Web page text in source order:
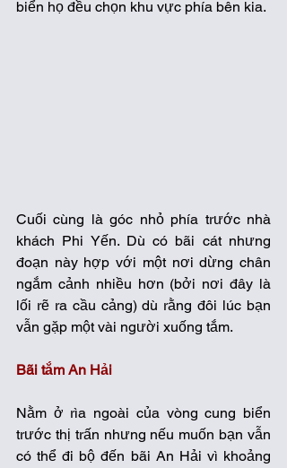
biển họ đều chọn khu vực phía bên kia.
Cuối cùng là góc nhỏ phía trước nhà
khách Phi Yến. Dù có bãi cát nhưng
đoạn này hợp với một nơi dừng chân
ngắm cảnh nhiều hơn (bởi nơi đây là
lối rẽ ra cầu cảng) dù rằng đôi lúc bạn
vẫn gặp một vài người xuống tắm.
Bãi tắm An Hải
Nằm ở rìa ngoài của vòng cung biển
trước thị trấn nhưng nếu muốn bạn vẫn
có thể đi bộ đến bãi An Hải vì khoảng